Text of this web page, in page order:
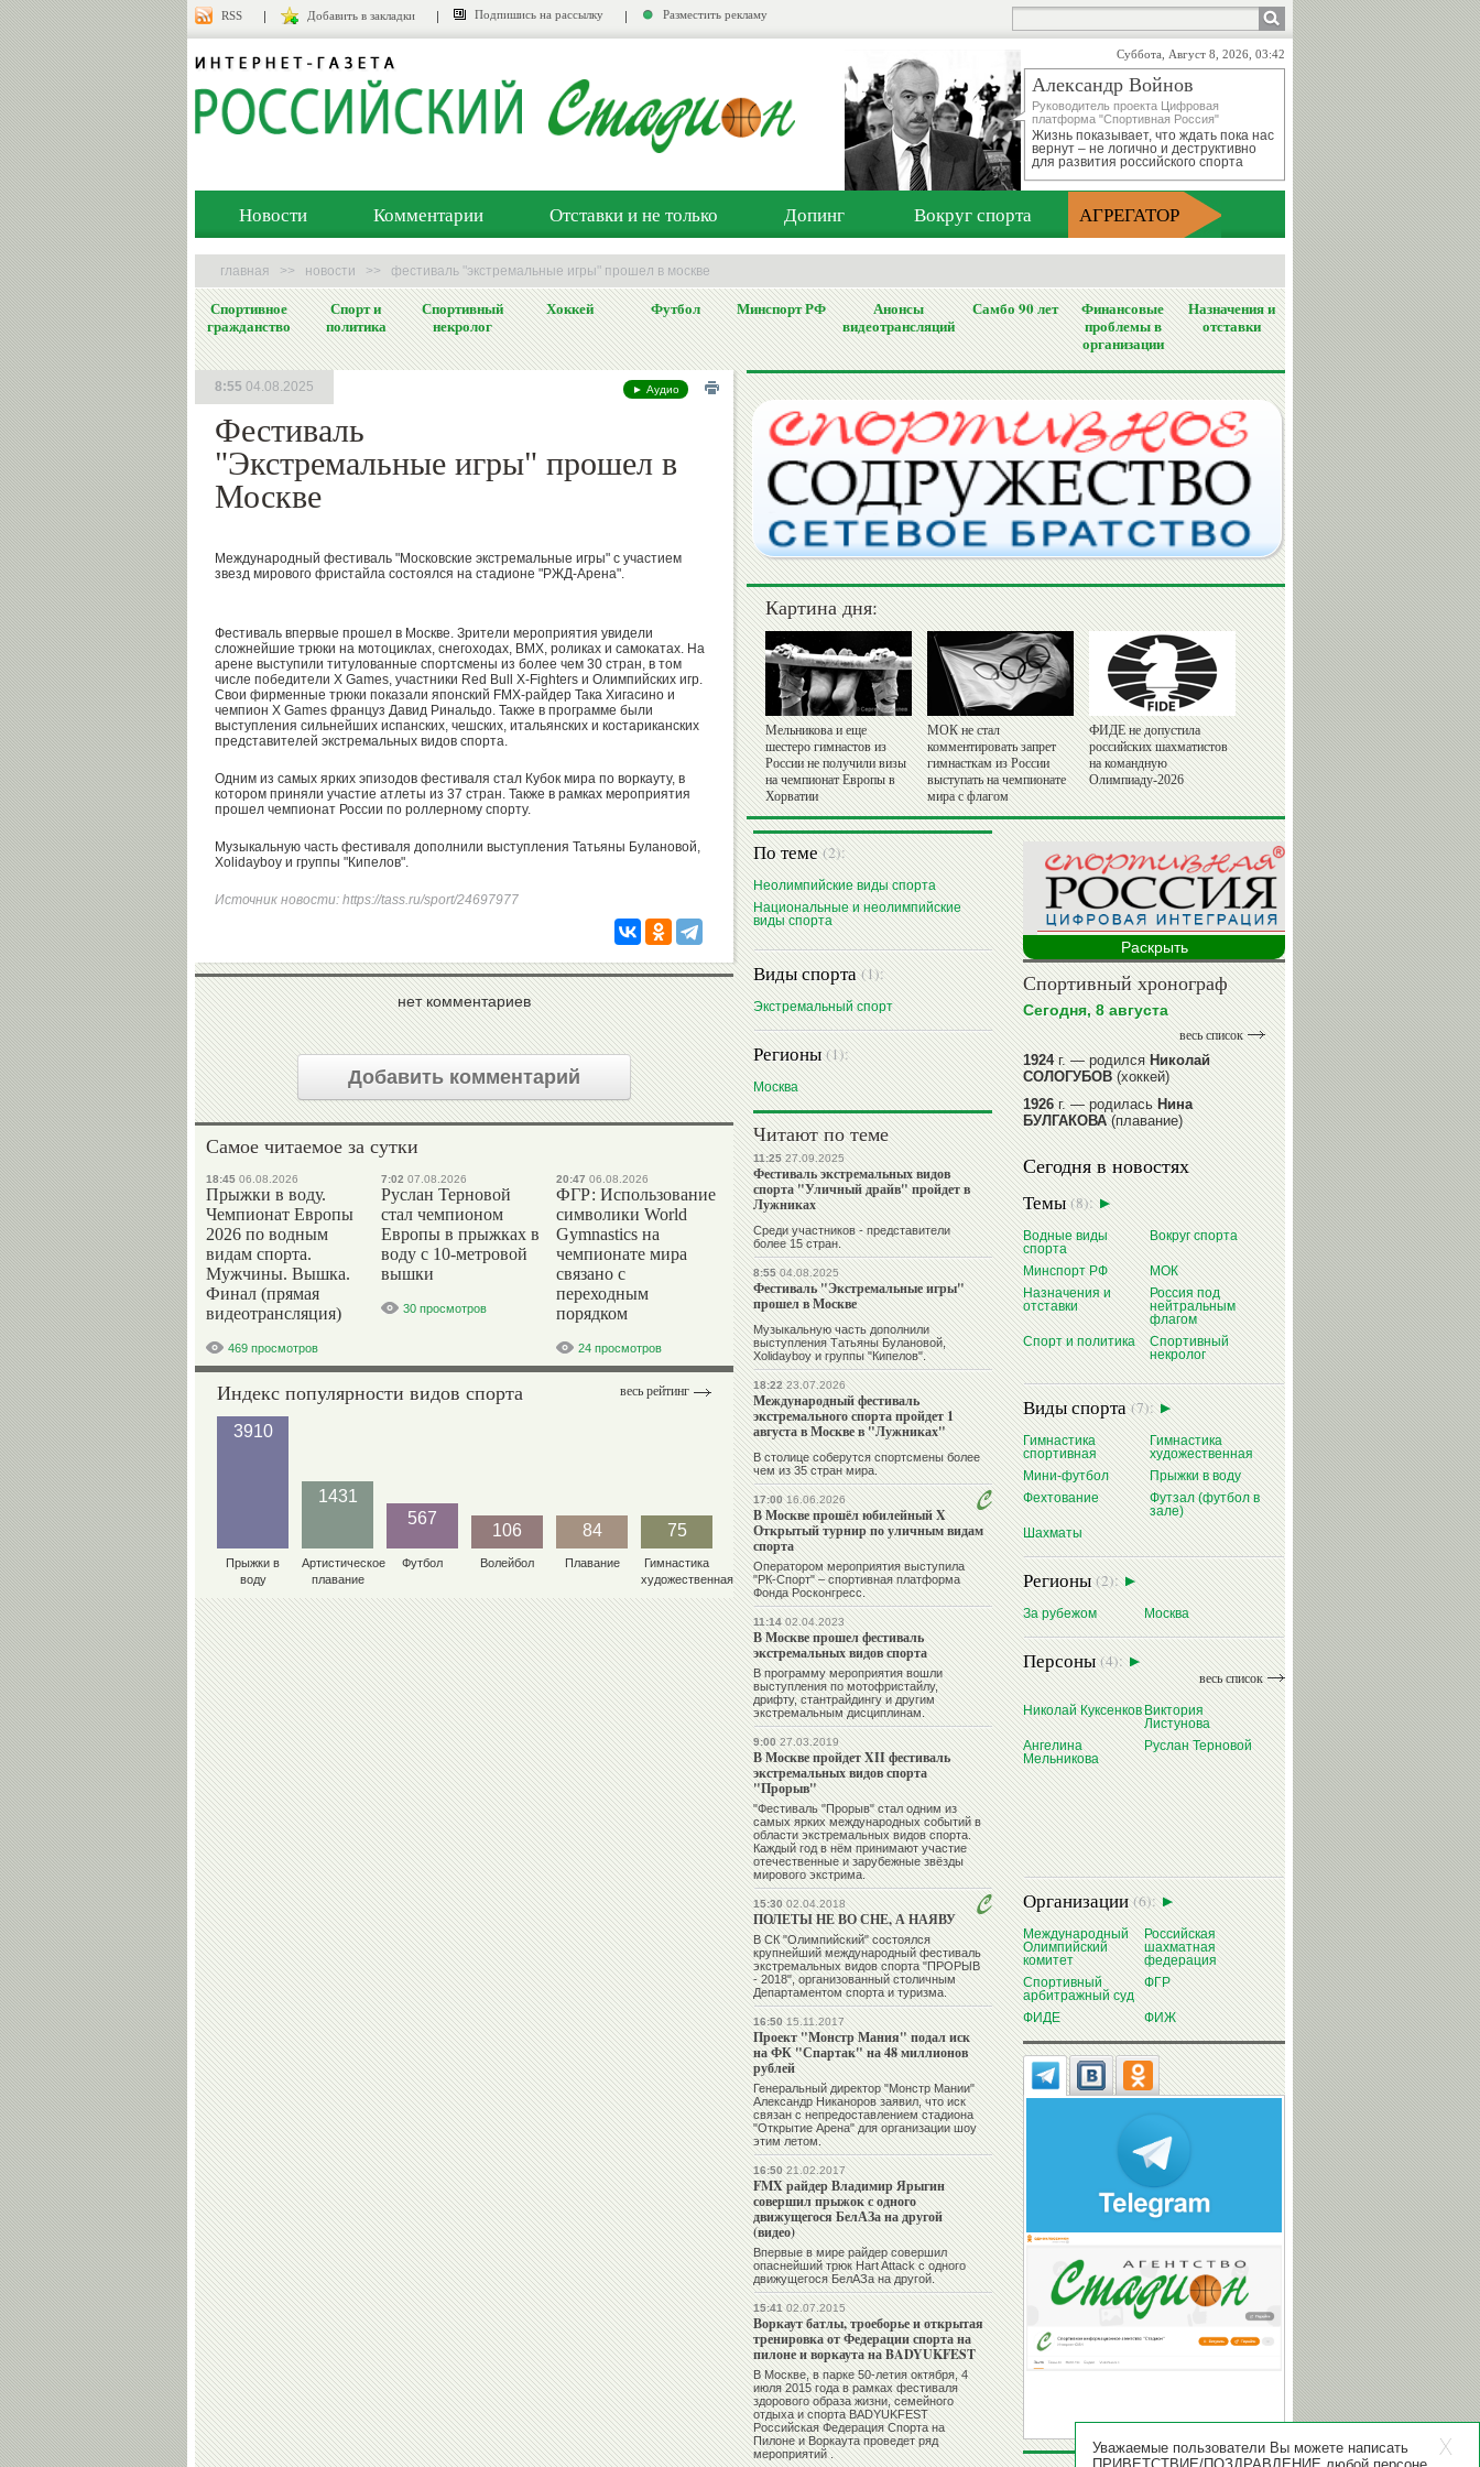
RSS Добавить в закладки Подпишись на рассылку Разместить рекламу
Суббота, Август 8, 2026, 03:42
Александр Войнов
Руководитель проекта Цифровая
платформа "Спортивная Россия"
Жизнь показывает, что ждать пока нас
вернут – не логично и деструктивно
для развития российского спорта
Новости Комментарии Отставки и не только Допинг Вокруг спорта АГРЕГАТОР
главная >> новости >> фестиваль "экстремальные игры" прошел в москве
Спортивное
гражданство
Спорт и
политика
Спортивный
некролог
Хоккей Футбол Минспорт РФ
Анонсы
видеотрансляций
Самбо 90 лет
Финансовые
проблемы в
организации
Назначения и
отставки
► Аудио
Фестиваль
"Экстремальные игры" прошел в
Москве
8:55 04.08.2025
Международный фестиваль "Московские экстремальные игры" с участием
звезд мирового фристайла состоялся на стадионе "РЖД-Арена".
Фестиваль впервые прошел в Москве. Зрители мероприятия увидели
сложнейшие трюки на мотоциклах, снегоходах, BMX, роликах и самокатах. На
арене выступили титулованные спортсмены из более чем 30 стран, в том
числе победители X Games, участники Red Bull X-Fighters и Олимпийских игр.
Свои фирменные трюки показали японский FMX-райдер Така Хигасино и
чемпион X Games француз Давид Ринальдо. Также в программе были
выступления сильнейших испанских, чешских, итальянских и костариканских
представителей экстремальных видов спорта.
Одним из самых ярких эпизодов фестиваля стал Кубок мира по воркауту, в
котором приняли участие атлеты из 37 стран. Также в рамках мероприятия
прошел чемпионат России по роллерному спорту.
Музыкальную часть фестиваля дополнили выступления Татьяны Булановой,
Xolidayboy и группы "Кипелов".
Источник новости: https://tass.ru/sport/24697977
нет комментариев
Добавить комментарий
Самое читаемое за сутки
18:45 06.08.2026
Прыжки в воду.
Чемпионат Европы
2026 по водным
видам спорта.
Мужчины. Вышка.
Финал (прямая
видеотрансляция)
469 просмотров
7:02 07.08.2026
Руслан Терновой
стал чемпионом
Европы в прыжках в
воду с 10-метровой
вышки
30 просмотров
20:47 06.08.2026
ФГР: Использование
символики World
Gymnastics на
чемпионате мира
связано с
переходным
порядком
24 просмотров
весь рейтинг
Индекс популярности видов спорта
3910
Прыжки в
воду
1431
Артистическое
плавание
567
Футбол
106
Волейбол
84
Плавание
75
Гимнастика
художественная
Картина дня:
Мельникова и еще
шестеро гимнастов из
России не получили визы
на чемпионат Европы в
Хорватии
МОК не стал
комментировать запрет
гимнасткам из России
выступать на чемпионате
мира с флагом
ФИДЕ не допустила
российских шахматистов
на командную
Олимпиаду-2026
По теме(2):
Неолимпийские виды спорта
Национальные и неолимпийские
виды спорта
Виды спорта(1):
Экстремальный спорт
Регионы(1):
Москва
Читают по теме
11:2527.09.2025
Фестиваль экстремальных видов
спорта "Уличный драйв" пройдет в
Лужниках
Среди участников - представители
более 15 стран.
8:5504.08.2025
Фестиваль "Экстремальные игры"
прошел в Москве
Музыкальную часть дополнили
выступления Татьяны Булановой,
Xolidayboy и группы "Кипелов".
18:2223.07.2026
Международный фестиваль
экстремального спорта пройдет 1
августа в Москве в "Лужниках"
В столице соберутся спортсмены более
чем из 35 стран мира.
17:0016.06.2026
В Москве прошёл юбилейный X
Открытый турнир по уличным видам
спорта
Оператором мероприятия выступила
"РК-Спорт" – спортивная платформа
Фонда Росконгресс.
11:1402.04.2023
В Москве прошел фестиваль
экстремальных видов спорта
В программу мероприятия вошли
выступления по мотофристайлу,
дрифту, стантрайдингу и другим
экстремальным дисциплинам.
9:0027.03.2019
В Москве пройдет XII фестиваль
экстремальных видов спорта
"Прорыв"
"Фестиваль "Прорыв" стал одним из
самых ярких международных событий в
области экстремальных видов спорта.
Каждый год в нём принимают участие
отечественные и зарубежные звёзды
мирового экстрима.
15:3002.04.2018
ПОЛЕТЫ НЕ ВО СНЕ, А НАЯВУ
В СК "Олимпийский" состоялся
крупнейший международный фестиваль
экстремальных видов спорта "ПРОРЫВ
- 2018", организованный столичным
Департаментом спорта и туризма.
16:5015.11.2017
Проект "Монстр Мания" подал иск
на ФК "Спартак" на 48 миллионов
рублей
Генеральный директор "Монстр Мании"
Александр Никаноров заявил, что иск
связан с непредоставлением стадиона
"Открытие Арена" для организации шоу
этим летом.
16:5021.02.2017
FMX райдер Владимир Ярыгин
совершил прыжок с одного
движущегося БелАЗа на другой
(видео)
Впервые в мире райдер совершил
опаснейший трюк Hart Attack с одного
движущегося БелАЗа на другой.
15:4102.07.2015
Воркаут батлы, троеборье и открытая
тренировка от Федерации спорта на
пилоне и воркаута на BADYUKFEST
В Москве, в парке 50-летия октября, 4
июля 2015 года в рамках фестиваля
здорового образа жизни, семейного
отдыха и спорта BADYUKFEST
Российская Федерация Спорта на
Пилоне и Воркаута проведет ряд
мероприятий .
Раскрыть
Спортивный хронограф
Сегодня, 8 августа
весь список
1924г. — родилсяНиколай
СОЛОГУБОВ(хоккей)
1926г. — родиласьНина
БУЛГАКОВА(плавание)
1941г. — родиласьРавиля
ПРОКОПЕНКО (САЛИМОВА)
(баскетбол)
1964г. — родилсяНиколай
ЖУРАВСКИЙ(гребля на байдарках
и каноэ)
1964г. — родилсяЮрий ХМЫЛЕВ
(хоккей)
читать далее
Сегодня в новостях
Темы(8):
Водные виды
спорта
Вокруг спорта
Минспорт РФ
МОК
Назначения и
отставки
Россия под
нейтральным
флагом
Спорт и политика
Спортивный
некролог
Виды спорта(7):
Гимнастика
спортивная
Гимнастика
художественная
Мини-футбол
Прыжки в воду
Фехтование
Футзал (футбол в
зале)
Шахматы
Регионы(2):
За рубежом Москва
Персоны(4):
весь список
Николай КуксенковВиктория
Листунова
Ангелина
Мельникова
Руслан Терновой
Организации(6):
Международный
Олимпийский
комитет
Российская
шахматная
федерация
Спортивный
арбитражный суд
ФГР
ФИДЕ ФИЖ
Уважаемые пользователи Вы можете написать